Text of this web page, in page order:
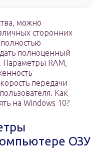
можно
сторонних
полноценный
Параметры RAM,
передачи
Как
на Windows 10?
ОЗУ